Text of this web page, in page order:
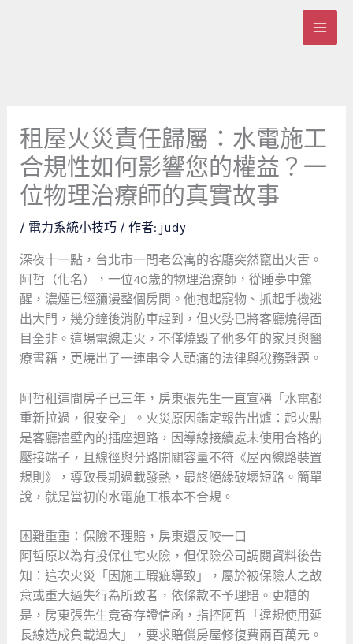
租屋火災責任歸屬：水電施工
合規性如何影響您的權益？一
位物理治療師的真實故事
/ 電力系統小技巧/ 作者: judy
深夜十一點，台北市一間老公寓的客廳突然竄出火舌。
阿哲（化名），一位40歲的物理治療師，從睡夢中驚
醒，濃煙已經瀰漫整個房間。他抱起寵物、抓起手機逃
出大門，幾分鐘後消防車趕到，但火勢已將客廳燒得面
目全非。這場電線走火，不僅燒毀了他多年的家具與醫
療書籍，更燒出了一連串令人頭痛的法律與稅務難題。
阿哲租這間房子已三年，房東張先生一直宣稱「水電都
重新拉過，很安全」。火災原因鑑定報告出爐：起火點
是客廳牆壁內的插座迴路，因導線接續處未使用合格的
壓接端子，且線徑與分路開關容量不符《屋內線路裝置
規則》，導致長期過載發熱，最終絕緣破壞短路。簡單
說，就是當初的水電施工根本不合規。
困難重重：保險不理賠，房東還反咬一口
阿哲原以為有投保住宅火險，但保險公司調閱資料後告
知：這次火災「因施工瑕疵導致」，屬於被保險人之故
意或重大過失行為所致者，依條款不予理賠。更糟的
是，房東張先生竟寄存證信函，指控阿哲「違規使用延
長線造成負載過大」，要求賠償房屋修復費兩百萬元。